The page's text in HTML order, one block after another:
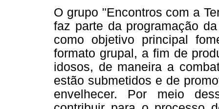
O grupo "Encontros com a
faz parte da programação
como objetivo principal
formato grupal, a fim de
idosos, de maneira a
estão submetidos e de
envelhecer. Por meio